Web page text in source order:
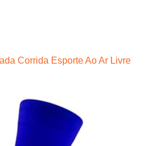
Corrida Esporte Ao Ar Livre